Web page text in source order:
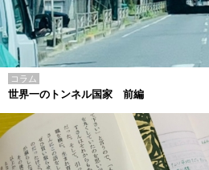
コラム
世界一のトンネル国家 前編